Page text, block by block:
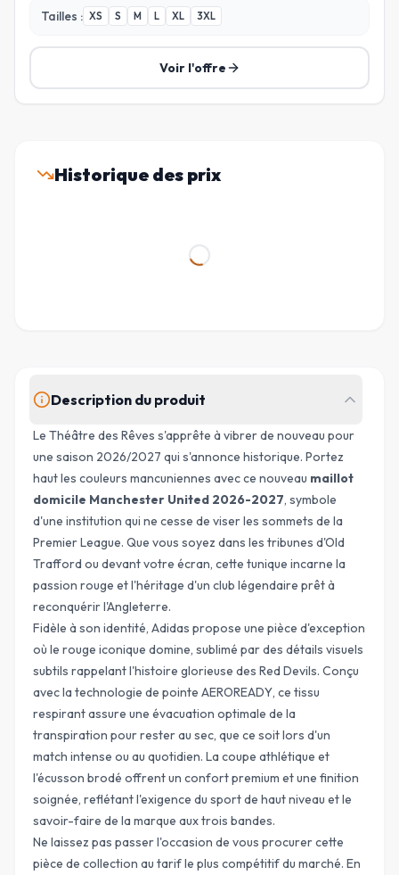
Tailles : XS S M L XL 3XL
Voir l'offre
Historique des prix
Description du produit
Le Théâtre des Rêves s'apprête à vibrer de nouveau pour
une saison 2026/2027 qui s'annonce historique. Portez
haut les couleurs mancuniennes avec ce nouveau maillot
domicile Manchester United 2026-2027, symbole
d'une institution qui ne cesse de viser les sommets de la
Premier League. Que vous soyez dans les tribunes d'Old
Trafford ou devant votre écran, cette tunique incarne la
passion rouge et l'héritage d'un club légendaire prêt à
reconquérir l'Angleterre.
Fidèle à son identité, Adidas propose une pièce d'exception
où le rouge iconique domine, sublimé par des détails visuels
subtils rappelant l'histoire glorieuse des Red Devils. Conçu
avec la technologie de pointe AEROREADY, ce tissu
respirant assure une évacuation optimale de la
transpiration pour rester au sec, que ce soit lors d'un
match intense ou au quotidien. La coupe athlétique et
l'écusson brodé offrent un confort premium et une finition
soignée, reflétant l'exigence du sport de haut niveau et le
savoir-faire de la marque aux trois bandes.
Ne laissez pas passer l'occasion de vous procurer cette
pièce de collection au tarif le plus compétitif du marché. En